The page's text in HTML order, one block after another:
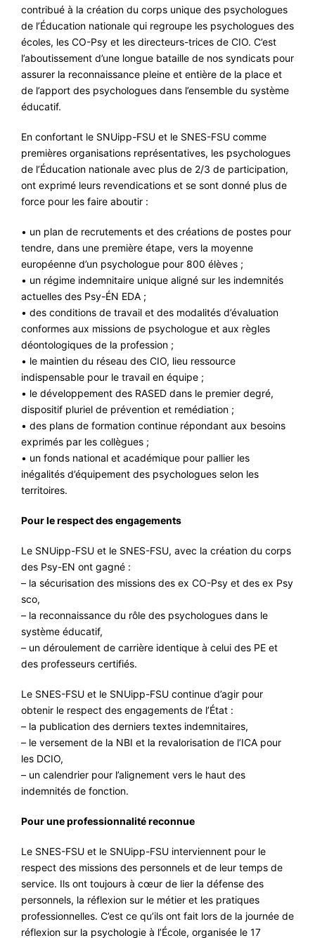
contribué à la création du corps unique des psychologues
de l’Éducation nationale qui regroupe les psychologues des
écoles, les CO-Psy et les directeurs-trices de CIO. C’est
l’aboutissement d’une longue bataille de nos syndicats pour
assurer la reconnaissance pleine et entière de la place et
de l’apport des psychologues dans l’ensemble du système
éducatif.
En confortant le SNUipp-FSU et le SNES-FSU comme
premières organisations représentatives, les psychologues
de l’Éducation nationale avec plus de 2/3 de participation,
ont exprimé leurs revendications et se sont donné plus de
force pour les faire aboutir :
• un plan de recrutements et des créations de postes pour
tendre, dans une première étape, vers la moyenne
européenne d’un psychologue pour 800 élèves ;
• un régime indemnitaire unique aligné sur les indemnités
actuelles des Psy-ÉN EDA ;
• des conditions de travail et des modalités d’évaluation
conformes aux missions de psychologue et aux règles
déontologiques de la profession ;
• le maintien du réseau des CIO, lieu ressource
indispensable pour le travail en équipe ;
• le développement des RASED dans le premier degré,
dispositif pluriel de prévention et remédiation ;
• des plans de formation continue répondant aux besoins
exprimés par les collègues ;
• un fonds national et académique pour pallier les
inégalités d’équipement des psychologues selon les
territoires.
Pour le respect des engagements
Le SNUipp-FSU et le SNES-FSU, avec la création du corps
des Psy-EN ont gagné :
– la sécurisation des missions des ex CO-Psy et des ex Psy
sco,
– la reconnaissance du rôle des psychologues dans le
système éducatif,
– un déroulement de carrière identique à celui des PE et
des professeurs certifiés.
Le SNES-FSU et le SNUipp-FSU continue d’agir pour
obtenir le respect des engagements de l’État :
– la publication des derniers textes indemnitaires,
– le versement de la NBI et la revalorisation de l’ICA pour
les DCIO,
– un calendrier pour l’alignement vers le haut des
indemnités de fonction.
Pour une professionnalité reconnue
Le SNES-FSU et le SNUipp-FSU interviennent pour le
respect des missions des personnels et de leur temps de
service. Ils ont toujours à cœur de lier la défense des
personnels, la réflexion sur le métier et les pratiques
professionnelles. C’est ce qu’ils ont fait lors de la journée de
réflexion sur la psychologie à l’École, organisée le 17